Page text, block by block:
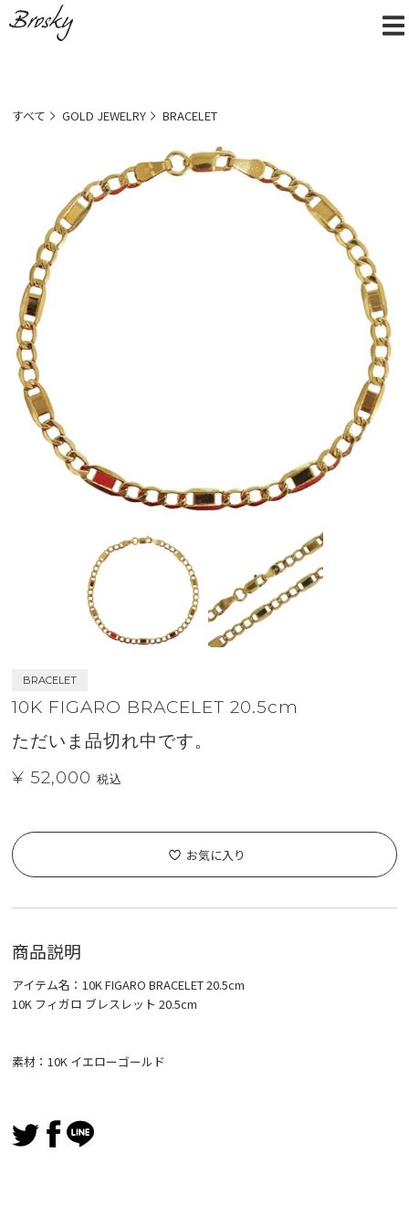
すべて GOLD JEWELRY BRACELET
BRACELET
10K FIGARO BRACELET 20.5cm
ただいま品切れ中です。
¥ 52,000税込
お気に入り
商品説明
アイテム名：10K FIGARO BRACELET 20.5cm
10K フィガロ ブレスレット 20.5cm
素材：10K イエローゴールド